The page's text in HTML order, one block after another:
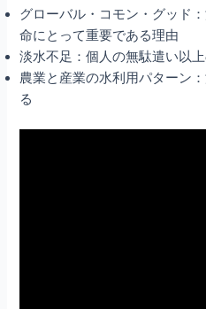
グローバル・コモン・グッド
命にとって重要である理由
淡水不足：個人の無駄遣い以
農業と産業の水利用パターン
る